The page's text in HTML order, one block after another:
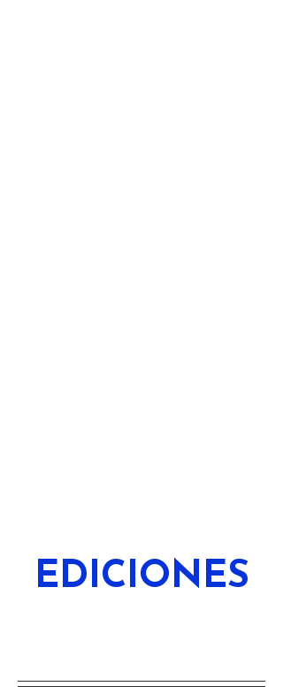
EDICIONES